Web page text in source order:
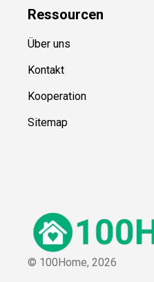
Ressourcen
Über uns
Kontakt
Kooperation
Sitemap
© 100Home, 2026